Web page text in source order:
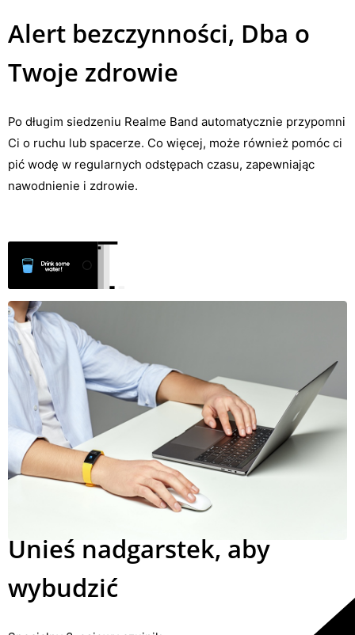
Alert bezczynności, Dba o
Twoje zdrowie
Po długim siedzeniu Realme Band automatycznie przypomni
Ci o ruchu lub spacerze. Co więcej, może również pomóc ci
pić wodę w regularnych odstępach czasu, zapewniając
nawodnienie i zdrowie.
Unieś nadgarstek, aby
wybudzić